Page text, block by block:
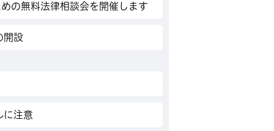
の無料法律相談会を開催します
開設
に注意